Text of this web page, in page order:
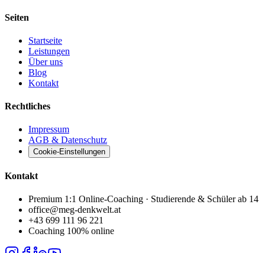
Seiten
Startseite
Leistungen
Über uns
Blog
Kontakt
Rechtliches
Impressum
AGB & Datenschutz
Cookie-Einstellungen
Kontakt
Premium 1:1 Online-Coaching · Studierende & Schüler ab 14
office@meg-denkwelt.at
+43 699 111 96 221
Coaching 100% online